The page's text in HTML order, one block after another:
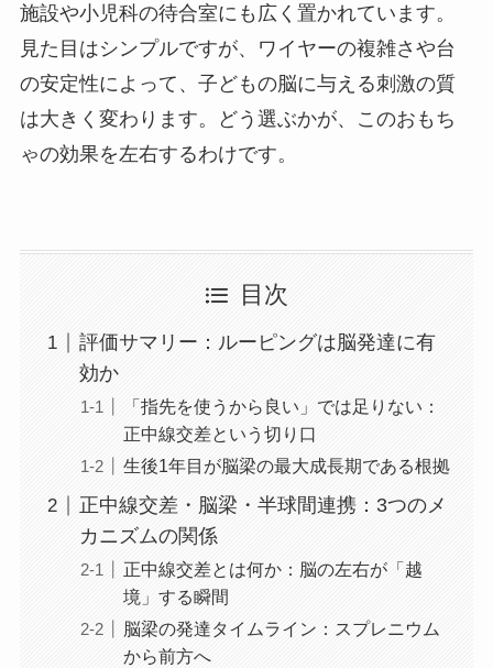
施設や小児科の待合室にも広く置かれています。
見た目はシンプルですが、ワイヤーの複雑さや台
の安定性によって、子どもの脳に与える刺激の質
は大きく変わります。どう選ぶかが、このおもち
ゃの効果を左右するわけです。
目次
評価サマリー：ルーピングは脳発達に有
効か
「指先を使うから良い」では足りない：
正中線交差という切り口
生後1年目が脳梁の最大成長期である根拠
正中線交差・脳梁・半球間連携：3つのメ
カニズムの関係
正中線交差とは何か：脳の左右が「越
境」する瞬間
脳梁の発達タイムライン：スプレニウム
から前方へ